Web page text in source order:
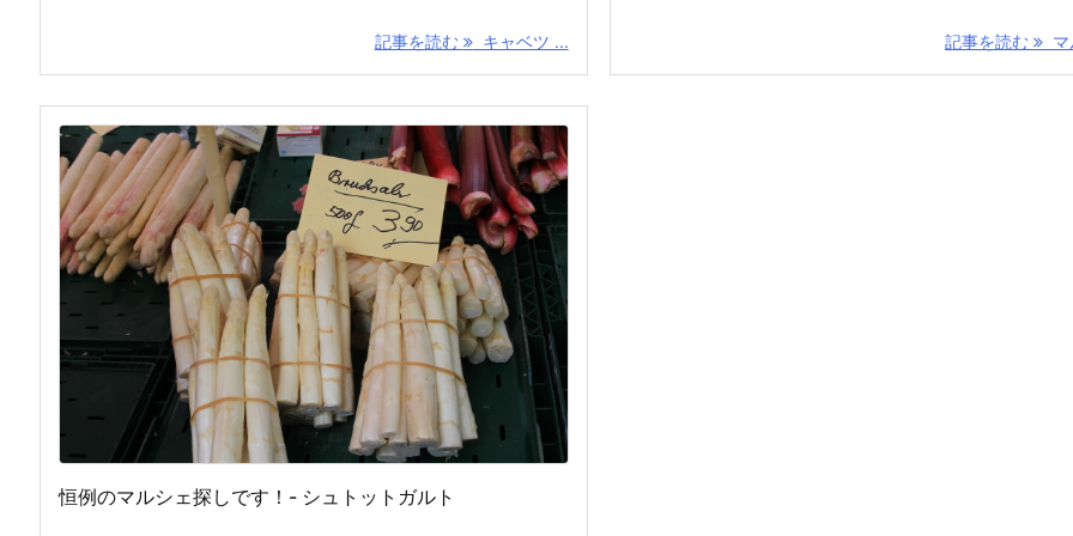
記事を読む キャベツ ... 記事を読む
恒例のマルシェ探しです！- シュトットガルト